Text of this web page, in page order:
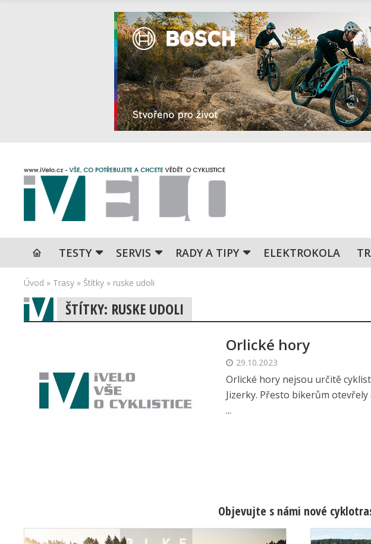
TESTY SERVIS RADY A TIPY ELEKTROKOLA
Úvod » Trasy » Štítky » ruske udoli
ŠTÍTKY: RUSKE UDOLI
Orlické hory
29.10.2023
Orlické hory nejsou určitě
Jizerky. Přesto bikerům
...
Objevujte s námi nové